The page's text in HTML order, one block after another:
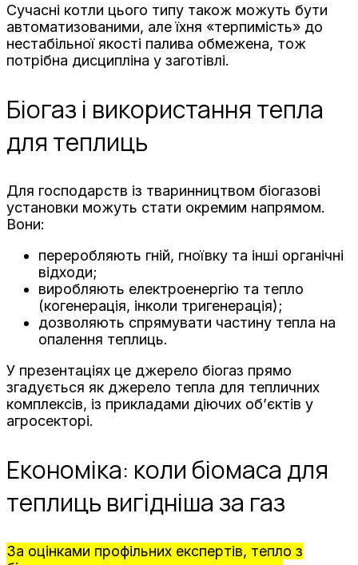
Сучасні котли цього типу також можуть бути
автоматизованими, але їхня «терпимість» до
нестабільної якості палива обмежена, тож
потрібна дисципліна у заготівлі.
Біогаз і використання тепла
для теплиць
Для господарств із тваринництвом біогазові
установки можуть стати окремим напрямом.
Вони:
переробляють гній, гноївку та інші органічні
відходи;
виробляють електроенергію та тепло
(когенерація, інколи тригенерація);
дозволяють спрямувати частину тепла на
опалення теплиць.
У презентаціях це джерело біогаз прямо
згадується як джерело тепла для тепличних
комплексів, із прикладами діючих об’єктів у
агросекторі.
Економіка: коли біомаса для
теплиць вигідніша за газ
За оцінками профільних експертів, тепло з